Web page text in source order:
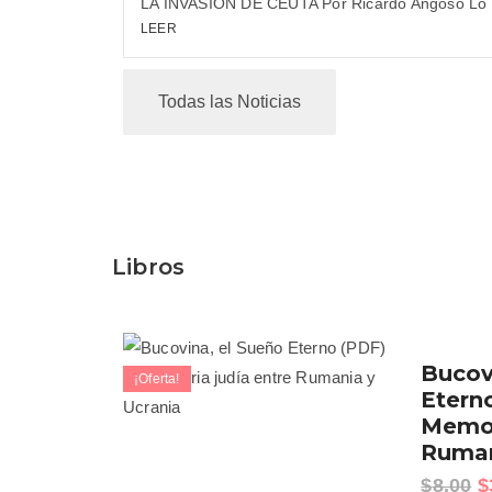
LEER
Todas las Noticias
Libros
¡Oferta!
$8.00 $